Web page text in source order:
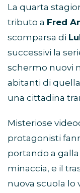
La quarta
tributo a Fred
scomparsa di
successivi la
schermo nuovi
abitanti di
una cittadina
Misteriose
protagonisti
portando a
minaccia, e il
nuova scuola lo